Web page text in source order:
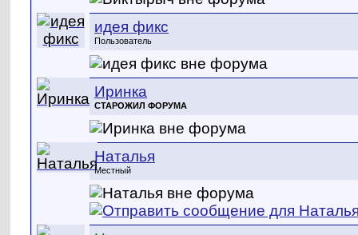
идея фикс
Пользователь
Иринка
СТАРОЖИЛ ФОРУМА
Наталья
Местный